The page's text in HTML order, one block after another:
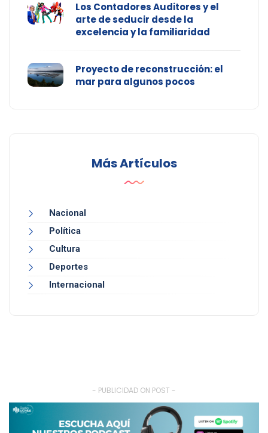
Los Contadores Auditores y el
arte de seducir desde la
excelencia y la familiaridad
Proyecto de reconstrucción: el
mar para algunos pocos
Más Artículos
Nacional
Política
Cultura
Deportes
Internacional
- PUBLICIDAD ON POST -